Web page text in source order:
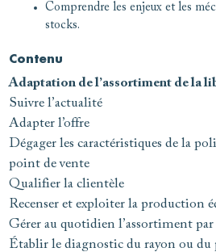
Comprendre les enjeux et les
stocks.
Contenu
Adaptation de l’assortiment de la
Suivre l’actualité
Adapter l’offre
Dégager les caractéristiques de la
point de vente
Qualifier la clientèle
Recenser et exploiter la production
Gérer au quotidien l’assortiment
Établir le diagnostic du rayon ou du